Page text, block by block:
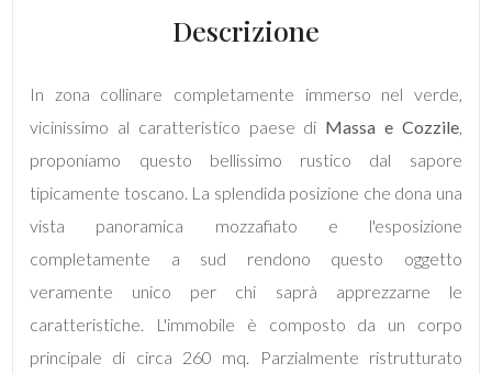
Descrizione
In zona collinare completamente immerso nel verde,
vicinissimo al caratteristico paese di Massa e Cozzile,
proponiamo questo bellissimo rustico dal sapore
tipicamente toscano. La splendida posizione che dona una
vista panoramica mozzafiato e l'esposizione
completamente a sud rendono questo oggetto
veramente unico per chi saprà apprezzarne le
caratteristiche. L'immobile è composto da un corpo
principale di circa 260 mq. Parzialmente ristrutturato
Totale
mq
Locali
minimi